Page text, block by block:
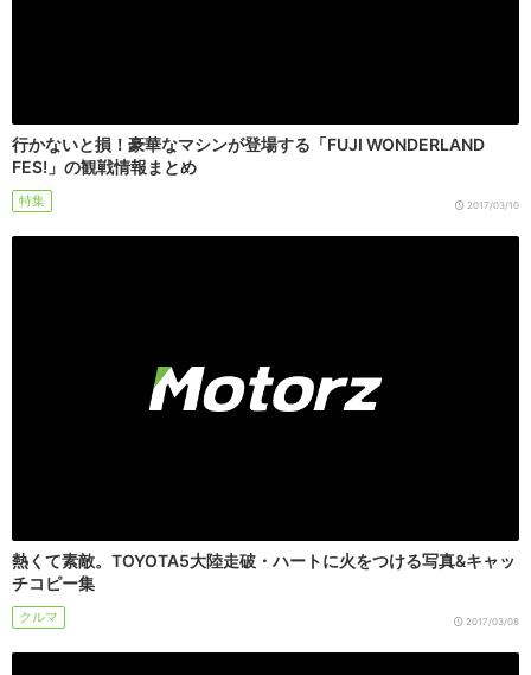
行かないと損！豪華なマシンが登場する「FUJI WONDERLAND
FES!」の観戦情報まとめ
特集 2017/03/10
熱くて素敵。TOYOTA5大陸走破・ハートに火をつける写真&キャッ
チコピー集
クルマ 2017/03/08